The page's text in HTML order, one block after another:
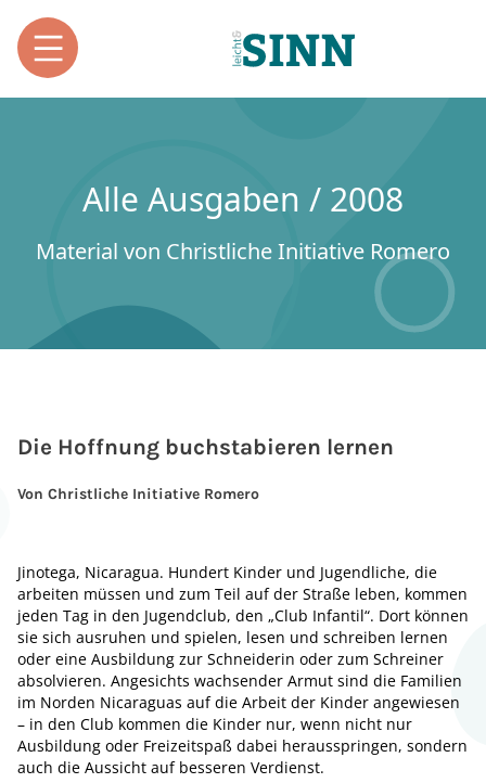
Alle Ausgaben / 2008
Material von Christliche Initiative Romero
Die Hoffnung buchstabieren lernen
Von Christliche Initiative Romero
Jinotega, Nicaragua. Hundert Kinder und Jugendliche, die
arbeiten müssen und zum Teil auf der Straße leben, kommen
jeden Tag in den Jugendclub, den „Club Infantil“. Dort können
sie sich ausruhen und spielen, lesen und schreiben lernen
oder eine Ausbildung zur Schneiderin oder zum Schreiner
absolvieren. Angesichts wachsender Armut sind die Familien
im Norden Nicaraguas auf die Arbeit der Kinder angewiesen
– in den Club kommen die Kinder nur, wenn nicht nur
Ausbildung oder Freizeitspaß dabei herausspringen, sondern
auch die Aussicht auf besseren Verdienst.